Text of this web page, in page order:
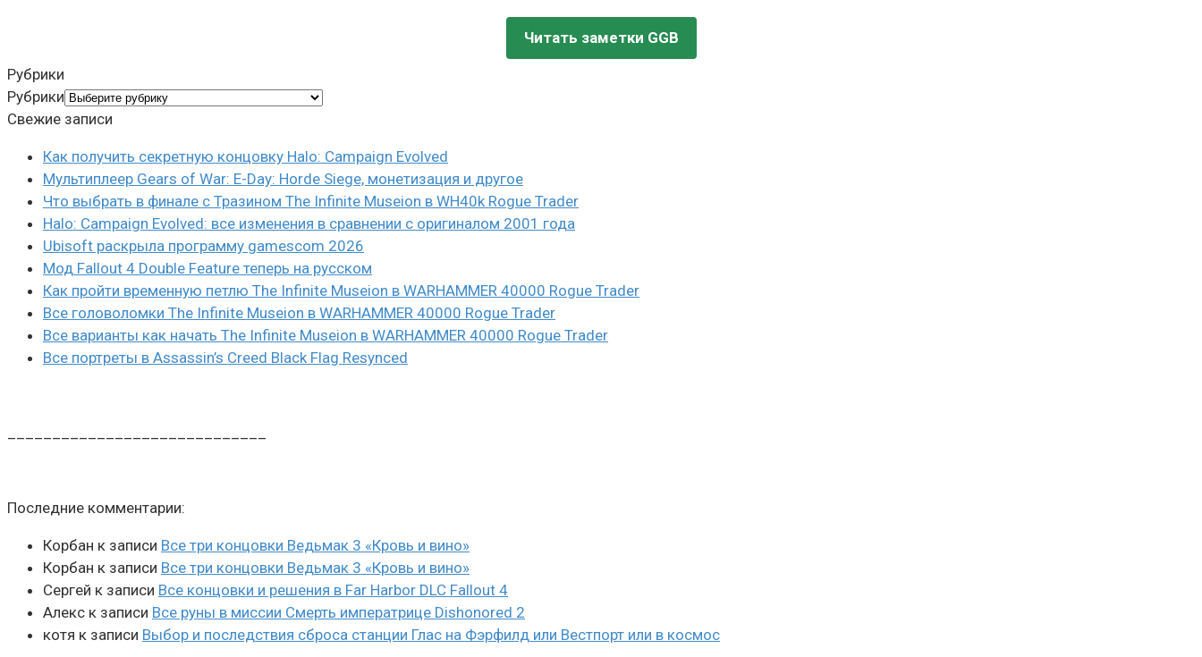
Читать заметки GGB
Рубрики
Рубрики
Свежие записи
Как получить секретную концовку Halo: Campaign Evolved
Мультиплеер Gears of War: E-Day: Horde Siege, монетизация и другое
Что выбрать в финале с Тразином The Infinite Museion в WH40k Rogue Trader
Halo: Campaign Evolved: все изменения в сравнении с оригиналом 2001 года
Ubisoft раскрыла программу gamescom 2026
Мод Fallout 4 Double Feature теперь на русском
Как пройти временную петлю The Infinite Museion в WARHAMMER 40000 Rogue Trader
Все головоломки The Infinite Museion в WARHAMMER 40000 Rogue Trader
Все варианты как начать The Infinite Museion в WARHAMMER 40000 Rogue Trader
Все портреты в Assassin’s Creed Black Flag Resynced
Последние комментарии:
Корбан к записи Все три концовки Ведьмак 3 «Кровь и вино»
Корбан к записи Все три концовки Ведьмак 3 «Кровь и вино»
Сергей к записи Все концовки и решения в Far Harbor DLC Fallout 4
Алекс к записи Все руны в миссии Смерть императрице Dishonored 2
котя к записи Выбор и последствия сброса станции Глас на Фэрфилд или Вестпорт или в космос